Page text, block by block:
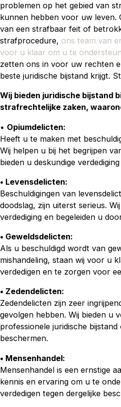
problemen op het gebied van
kunnen hebben voor uw leven.
van een strafbaar feit of
strafprocedure, ons team van
voor u klaar om u te
zetten ons in voor uw rechten
beste juridische bijstand krijgt.
Wij bieden juridische bijstand
strafrechtelijke zaken,
• Opiumdelicten:
Heeft u te maken met
Wij helpen u bij het begrijpen
bieden u deskundige
• Levensdelicten:
Beschuldigingen van
doodslag, zijn uiterst serieus.
verdediging en begeleiden u
• Geweldsdelicten:
Als u beschuldigd wordt van
mishandeling, staan wij voor u
verdedigen en te zorgen voor
• Zedendelicten:
Zedendelicten zijn zeer
gevolgen hebben. Wij bieden u
professionele juridische
beschermen.
• Mensenhandel:
Mensenhandel is een ernstige
kennis en ervaring om u te
verdedigen tegen dergelijke